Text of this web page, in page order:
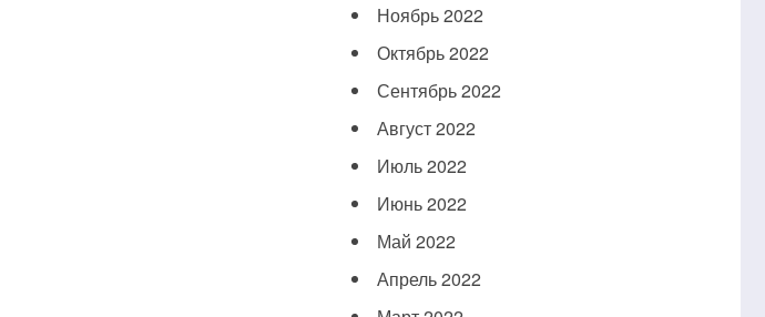
Ноябрь 2022
Октябрь 2022
Сентябрь 2022
Август 2022
Июль 2022
Июнь 2022
Май 2022
Апрель 2022